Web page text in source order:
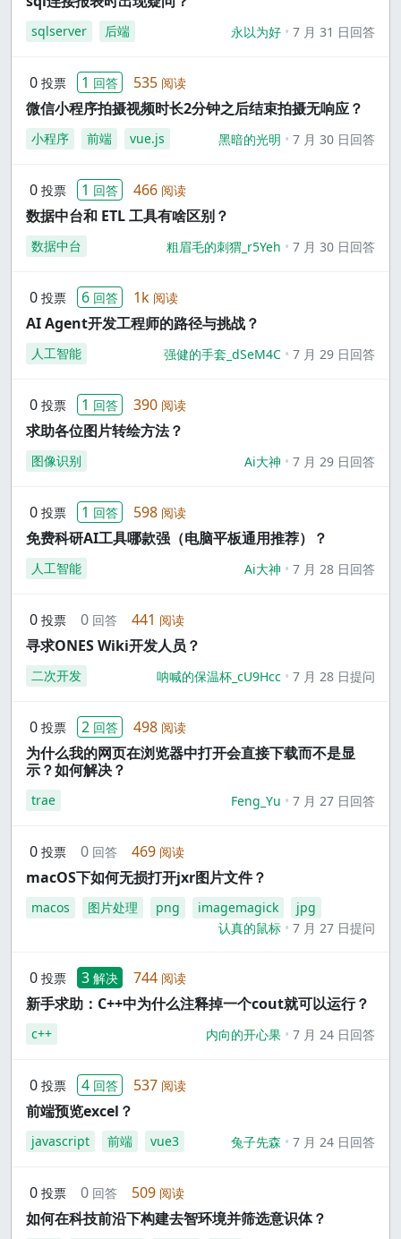
sqlserver 后端 永以为好 7 月 31 日回答
0 投票 1 回答 535 阅读
微信小程序拍摄视频时长2分钟之后结束拍摄无响应？
小程序 前端 vue.js 黑暗的光明 7 月 30 日回答
0 投票 1 回答 466 阅读
数据中台和 ETL 工具有啥区别？
数据中台 粗眉毛的刺猬_r5Yeh 7 月 30 日回答
0 投票 6 回答 1k 阅读
AI Agent开发工程师的路径与挑战？
人工智能 强健的手套_dSeM4C 7 月 29 日回答
0 投票 1 回答 390 阅读
求助各位图片转绘方法？
图像识别 Ai大神 7 月 29 日回答
0 投票 1 回答 598 阅读
免费科研AI工具哪款强（电脑平板通用推荐）？
人工智能 Ai大神 7 月 28 日回答
0 投票 0 回答 441 阅读
寻求ONES Wiki开发人员？
二次开发 呐喊的保温杯_cU9Hcc 7 月 28 日提问
0 投票 2 回答 498 阅读
为什么我的网页在浏览器中打开会直接下载而不是显
示？如何解决？
trae Feng_Yu 7 月 27 日回答
0 投票 0 回答 469 阅读
macOS下如何无损打开jxr图片文件？
macos 图片处理 png imagemagick
jpg
认真的鼠标
7 月 27 日提问
0 投票 3 解决 744 阅读
新手求助：C++中为什么注释掉一个cout就可以运行？
c++ 内向的开心果 7 月 24 日回答
0 投票 4 回答 537 阅读
前端预览excel？
javascript 前端 vue3 兔子先森 7 月 24 日回答
0 投票 0 回答 509 阅读
如何在科技前沿下构建去智环境并筛选意识体？